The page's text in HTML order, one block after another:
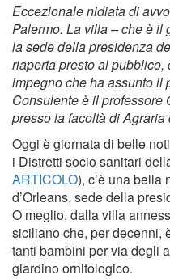
Eccezionale nidiata di
Palermo. La villa – che è il
la sede della presidenza
riaperta presto al pubblico,
impegno che ha assunto il
Consulente è il professore
presso la facoltà di
Oggi è giornata di belle
i Distretti socio sanitari
ARTICOLO), c’è una bella
d’Orleans, sede della
O meglio, dalla villa
siciliano che, per decenni,
tanti bambini per via degli
giardino ornitologico.